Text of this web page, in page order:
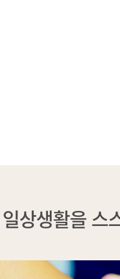
일상생활을 스